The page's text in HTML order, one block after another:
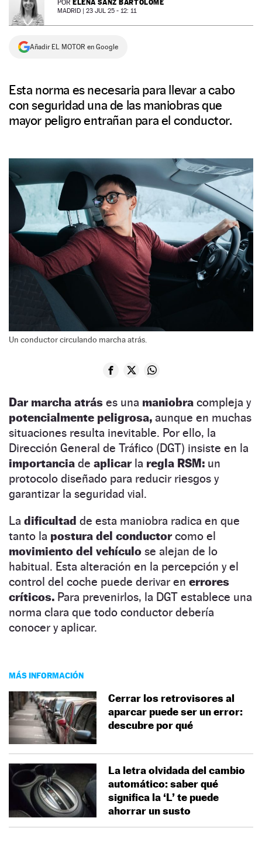
NEWSLETTER
SÍGUENOS
POR ELENA SANZ BARTOLOMÉ
MADRID | 23 JUL 25 - 12: 11
Añadir EL MOTOR en Google
Esta norma es necesaria para llevar a cabo
con seguridad una de las maniobras que
mayor peligro entrañan para el conductor.
Un conductor circulando marcha atrás.
Dar marcha atrás es una maniobra compleja y
potencialmente peligrosa, aunque en muchas
situaciones resulta inevitable. Por ello, la
Dirección General de Tráfico (DGT) insiste en la
importancia de aplicar la regla RSM: un
protocolo diseñado para reducir riesgos y
garantizar la seguridad vial.
La dificultad de esta maniobra radica en que
tanto la postura del conductorcomo el
movimiento del vehículo se alejan de lo
habitual. Esta alteración en la percepción y el
control del coche puede derivar en errores
críticos. Para prevenirlos, la DGT establece una
norma clara que todo conductor debería
conocer y aplicar.
MÁS INFORMACIÓN
Cerrar los retrovisores al
aparcar puede ser un error:
descubre por qué
La letra olvidada del cambio
automático: saber qué
significa la ‘L’ te puede
ahorrar un susto